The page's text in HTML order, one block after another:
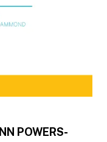
POWERS-